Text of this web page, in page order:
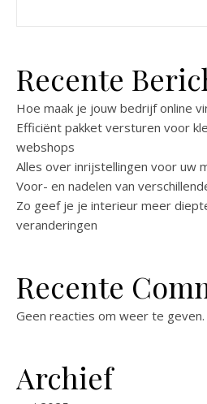
Recente
Hoe maak je jouw bedrijf online
Efficiënt pakket versturen voor
webshops
Alles over inrijstellingen voor uw
Voor- en nadelen van
Zo geef je je interieur meer
veranderingen
Recente
Geen reacties om weer te geven.
Archief